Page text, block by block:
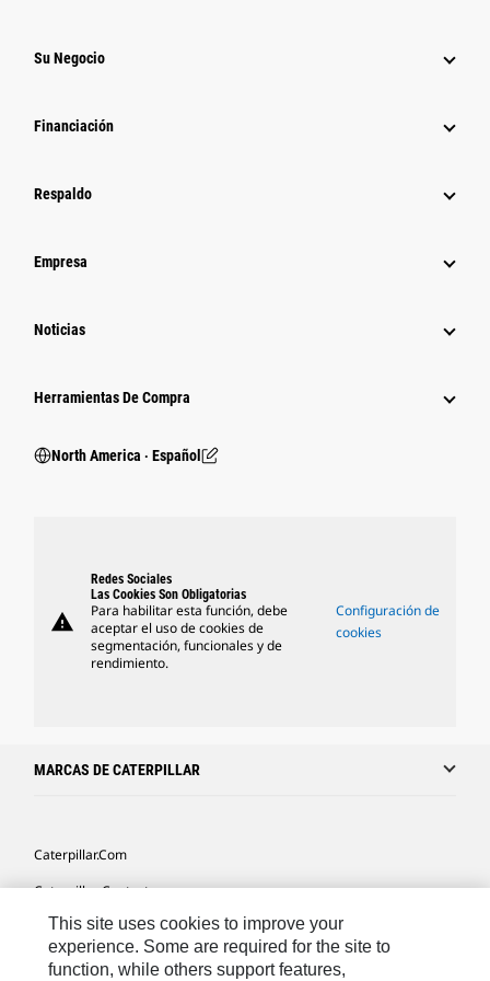
Su Negocio
Financiación
Respaldo
Empresa
Noticias
Herramientas De Compra
North America ‧ Español
warning
Redes Sociales
Las Cookies Son Obligatorias
Para habilitar esta función, debe
aceptar el uso de cookies de
segmentación, funcionales y de
rendimiento.
Configuración de
cookies
MARCAS DE CATERPILLAR
Caterpillar.com
Caterpillar Contacto
Mis Preferencias De Marketing
Site Map
This site uses cookies to improve your
experience. Some are required for the site to
function, while others support features,